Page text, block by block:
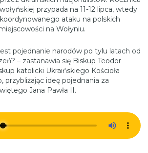
przypada na 11-12 lipca, wtedy
ataku na polskich
na Wołyniu.
pojednanie narodów po tylu latach od
– zastanawia się Biskup Teodor
katolicki Ukraińskiego Kościoła
przybliżając ideę pojednania za
Jana Pawła II.